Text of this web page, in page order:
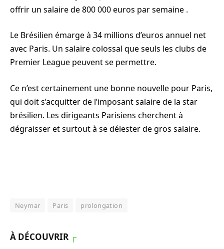
offrir un salaire de 800 000 euros par semaine .
Le Brésilien émarge à 34 millions d’euros annuel net
avec Paris. Un salaire colossal que seuls les clubs de
Premier League peuvent se permettre.
Ce n’est certainement une bonne nouvelle pour Paris,
qui doit s’acquitter de l’imposant salaire de la star
brésilien. Les dirigeants Parisiens cherchent à
dégraisser et surtout à se délester de gros salaire.
Neymar Paris prolongation
À DÉCOUVRIR ┌